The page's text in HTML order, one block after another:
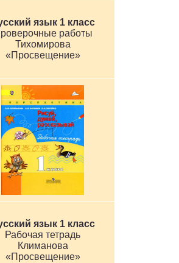
язык 1 класс
работы
Тихомирова
«Просвещение»
язык 1 класс
Рабочая тетрадь
Климанова
«Просвещение»